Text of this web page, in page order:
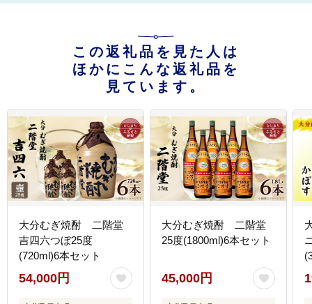
この返礼品を見た人は
ほかにこんな返礼品を
見ています。
大分むぎ焼酎 二階堂
吉四六つぼ25度
(720ml)6本セット
54,000円
大分むぎ焼酎 二階堂
25度(1800ml)6本セット
45,000円